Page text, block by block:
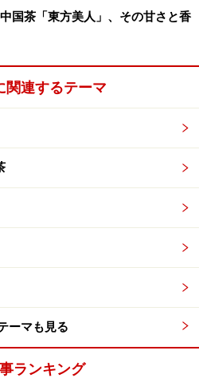
国茶「東方美人」、その甘さと香
関連するテーマ
ーマも見る
ランキング